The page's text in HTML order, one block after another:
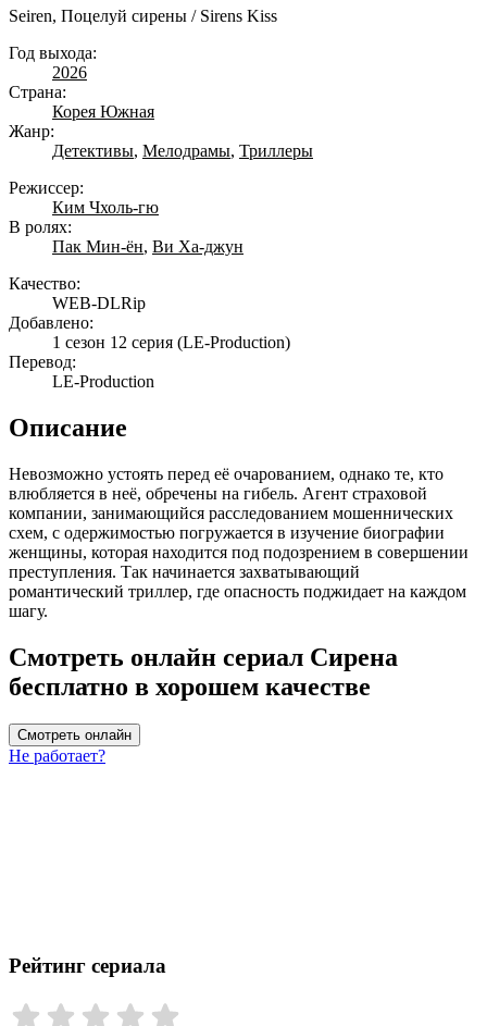
Seiren, Поцелуй сирены / Sirens Kiss
Год выхода:
2026
Страна:
Корея Южная
Жанр:
Детективы, Мелодрамы, Триллеры
Режиссер:
Ким Чхоль-гю
В ролях:
Пак Мин-ён, Ви Ха-джун
Качество:
WEB-DLRip
Добавлено:
1 сезон 12 серия (LE-Production)
Перевод:
LE-Production
Описание
Невозможно устоять перед её очарованием, однако те, кто
влюбляется в неё, обречены на гибель. Агент страховой
компании, занимающийся расследованием мошеннических
схем, с одержимостью погружается в изучение биографии
женщины, которая находится под подозрением в совершении
преступления. Так начинается захватывающий
романтический триллер, где опасность поджидает на каждом
шагу.
Смотреть онлайн сериал Сирена
бесплатно в хорошем качестве
Смотреть онлайн
Не работает?
Рейтинг сериала